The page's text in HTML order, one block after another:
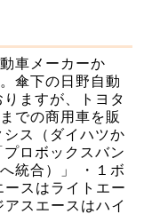
車メーカーか
傘下の日野自動
ますが、トヨタ
での商用車を販
ス（ダイハツか
ロボックスバン
統合）」 ・１ボ
スはライトエー
スエースはハイ